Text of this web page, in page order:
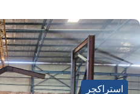
استراکچر